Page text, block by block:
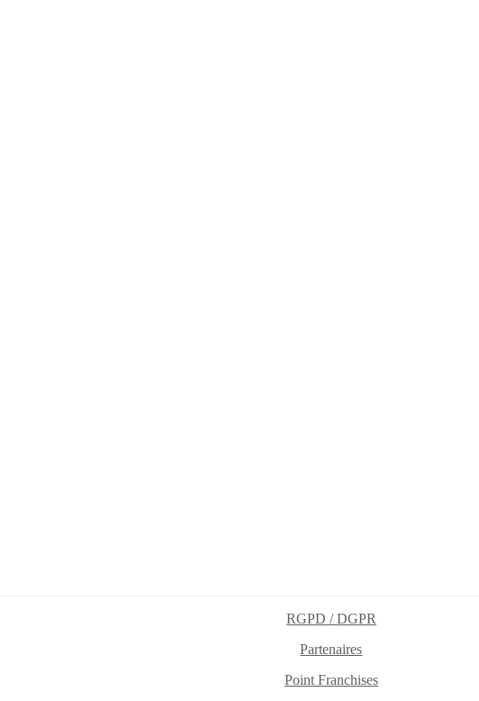
RGPD / DGPR
Partenaires
Point Franchises